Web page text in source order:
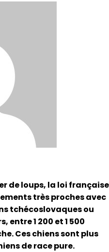
de loups, la loi française
très proches avec
tchécoslovaques ou
entre 1 200 et 1 500
Ces chiens sont plus
de race pure.